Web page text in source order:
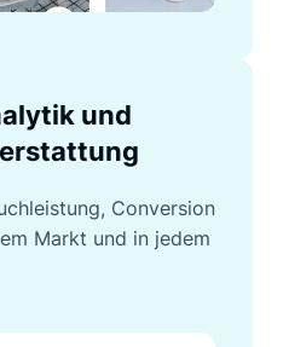
und
Conversion
Markt und in jedem